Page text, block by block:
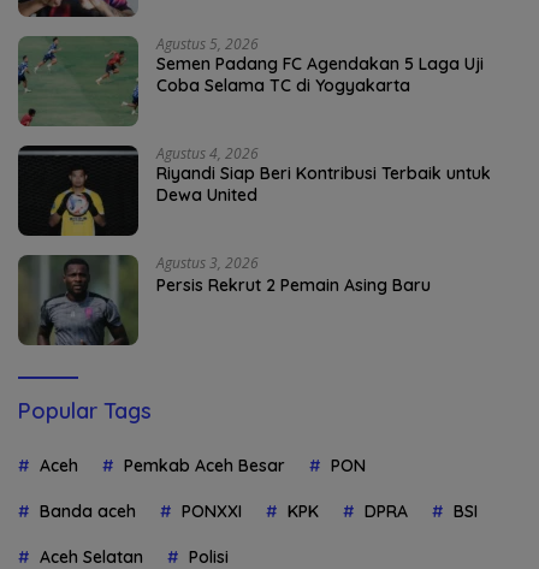
Agustus 5, 2026
Semen Padang FC Agendakan 5 Laga Uji
Coba Selama TC di Yogyakarta
Agustus 4, 2026
Riyandi Siap Beri Kontribusi Terbaik untuk
Dewa United
Agustus 3, 2026
Persis Rekrut 2 Pemain Asing Baru
Popular Tags
Aceh Pemkab Aceh Besar PON
Banda aceh PONXXI KPK DPRA BSI
Aceh Selatan Polisi